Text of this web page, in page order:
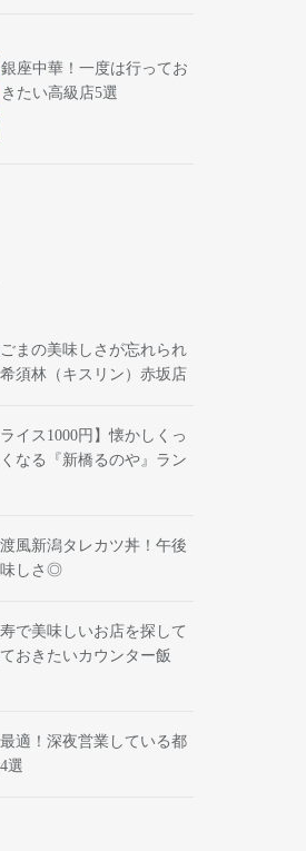
銀座中華！一度は行ってお
きたい高級店5選
まの美味しさが忘れられ
須林（キスリン）赤坂店
イス1000円】懐かしくっ
なる『新橋るのや』ラン
風新潟タレカツ丼！午後
味しさ◎
寿で美味しいお店を探して
おきたいカウンター飯
適！深夜営業している都
選